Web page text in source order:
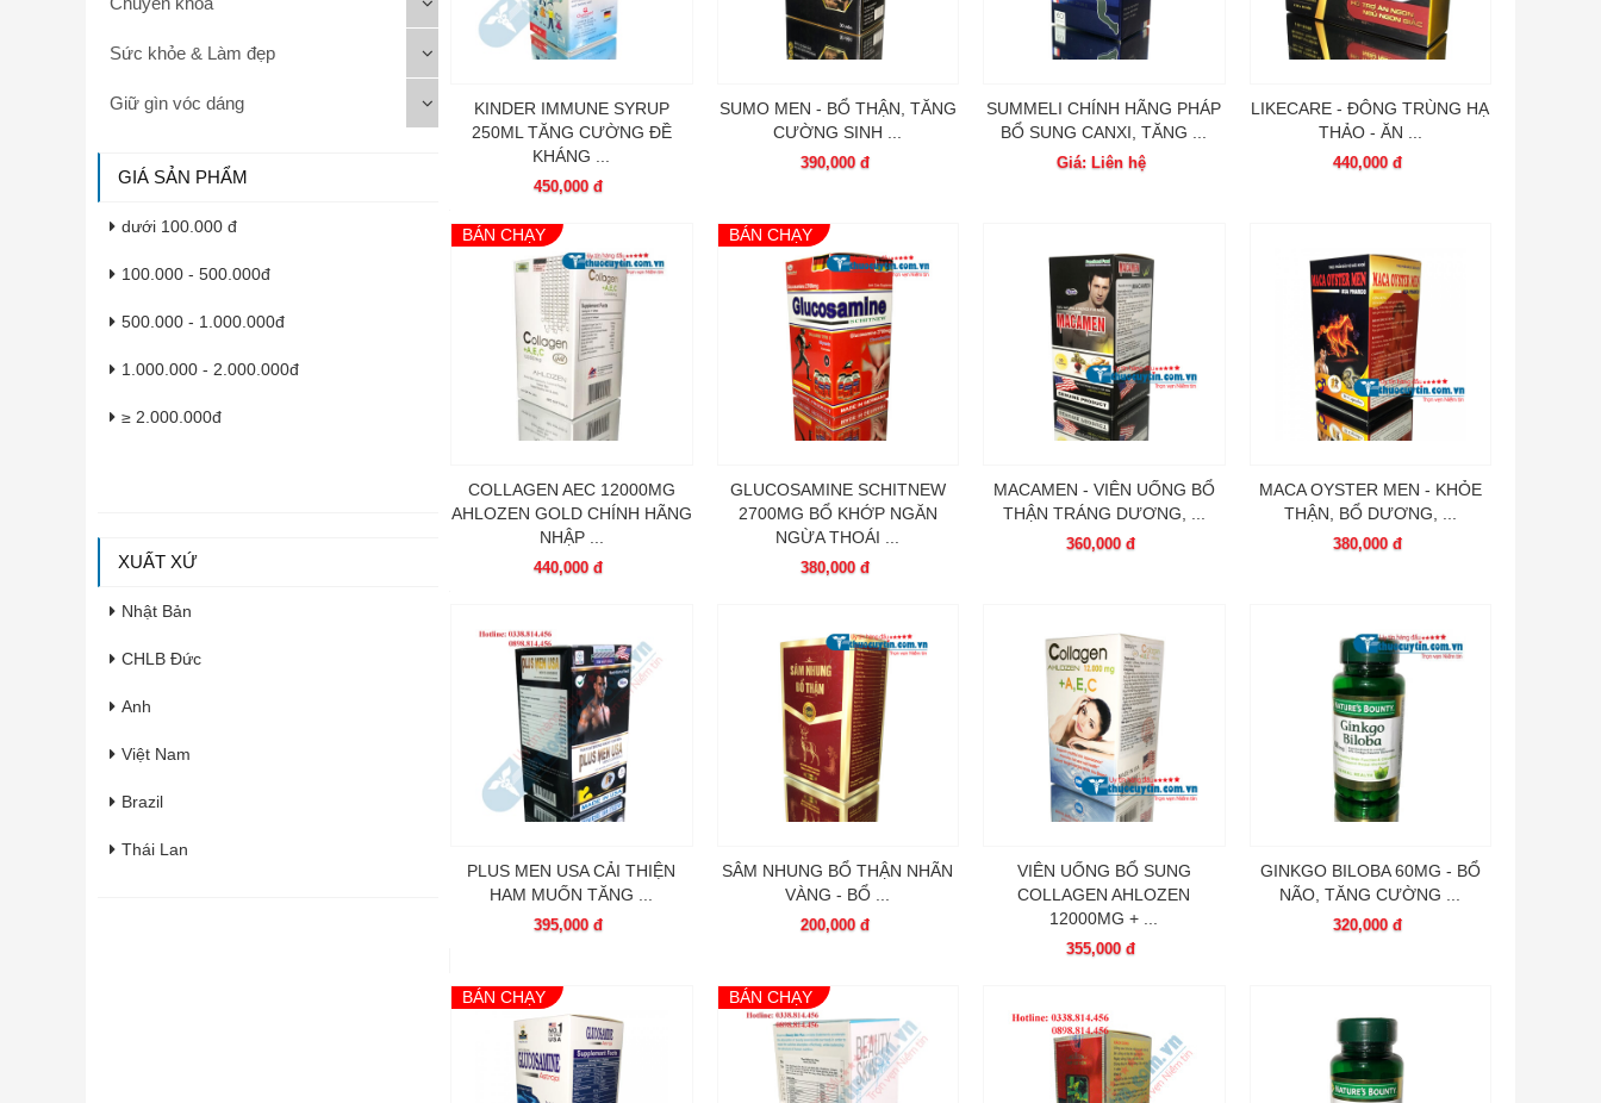
Sức khỏe & Làm đẹp
Giữ gìn vóc dáng
GIÁ SẢN PHẨM
dưới 100.000 đ
100.000 - 500.000đ
500.000 - 1.000.000đ
1.000.000 - 2.000.000đ
≥ 2.000.000đ
XUẤT XỨ
Nhật Bản
CHLB Đức
Anh
Việt Nam
Brazil
Thái Lan
KINDER IMMUNE SYRUP
250ML TĂNG CƯỜNG ĐỀ
KHÁNG ...
450,000 đ
SUMO MEN - BỔ THẬN, TĂNG
CƯỜNG SINH ...
390,000 đ
SUMMELI CHÍNH HÃNG PHÁP
BỔ SUNG CANXI, TĂNG ...
Giá: Liên hệ
LIKECARE - ĐÔNG TRÙNG HẠ
THẢO - ĂN ...
440,000 đ
BÁN CHẠY
COLLAGEN AEC 12000MG
AHLOZEN GOLD CHÍNH HÃNG
NHẬP ...
440,000 đ
BÁN CHẠY
GLUCOSAMINE SCHITNEW
2700MG BỔ KHỚP NGĂN
NGỪA THOÁI ...
380,000 đ
MACAMEN - VIÊN UỐNG BỔ
THẬN TRÁNG DƯƠNG, ...
360,000 đ
MACA OYSTER MEN - KHỎE
THẬN, BỔ DƯƠNG, ...
380,000 đ
PLUS MEN USA CẢI THIỆN
HAM MUỐN TĂNG ...
395,000 đ
SÂM NHUNG BỔ THẬN NHÃN
VÀNG - BỔ ...
200,000 đ
VIÊN UỐNG BỔ SUNG
COLLAGEN AHLOZEN
12000MG + ...
355,000 đ
GINKGO BILOBA 60MG - BỔ
NÃO, TĂNG CƯỜNG ...
320,000 đ
BÁN CHẠY BÁN CHẠY